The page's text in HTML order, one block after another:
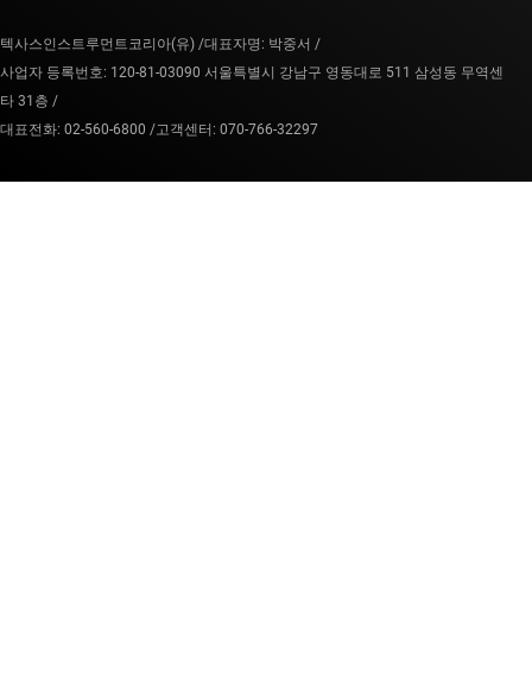
텍사스인스트루먼트코리아(유) /대표자명: 박중서 /
사업자 등록번호: 120-81-03090 서울특별시 강남구 영동대로 511 삼성동 무역센
타 31층 /
대표전화: 02-560-6800 /고객센터: 070-766-32297